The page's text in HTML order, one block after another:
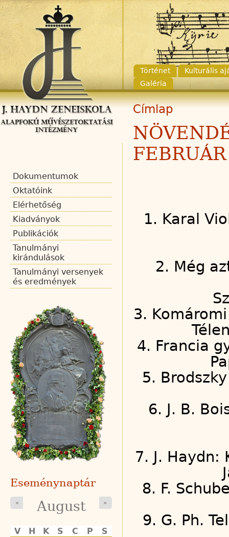
Történet
Kulturális
Galéria
Címlap
1. Karal
2. Még
3.
4. Francia
5.
6. J. B.
7. J. Haydn:
8. F.
9. G. Ph.
Dokumentumok
Oktatóink
Elérhetőség
Kiadványok
Publikációk
Tanulmányi
kirándulások
Tanulmányi versenyek
és eredmények
Eseménynaptár
« August »
V H K S C P
S